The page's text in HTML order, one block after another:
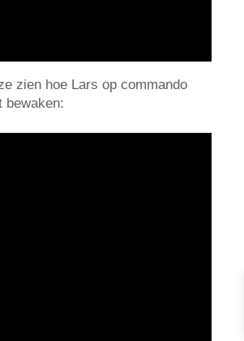
zien hoe Lars op commando
bewaken: